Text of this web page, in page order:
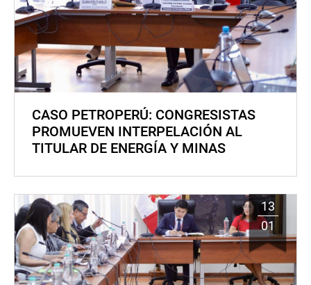
CASO PETROPERÚ: CONGRESISTAS
PROMUEVEN INTERPELACIÓN AL
TITULAR DE ENERGÍA Y MINAS
13
01